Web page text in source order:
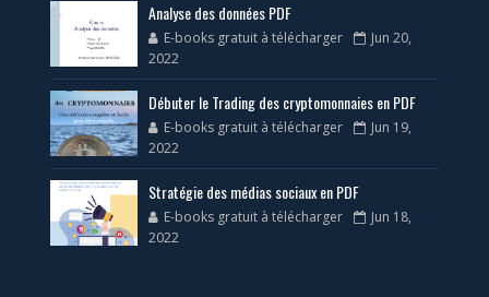
Analyse des données PDF
E-books gratuit à télécharger
Jun 20,
2022
Débuter le Trading des cryptomonnaies en PDF
E-books gratuit à télécharger
Jun 19,
2022
Stratégie des médias sociaux en PDF
E-books gratuit à télécharger
Jun 18,
2022